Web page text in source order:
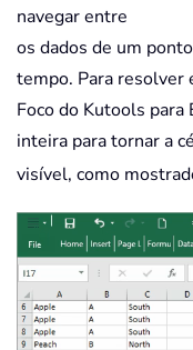
navegar entre
os dados de um
tempo. Para resolver
Foco do Kutools para
inteira para tornar a
visível, como